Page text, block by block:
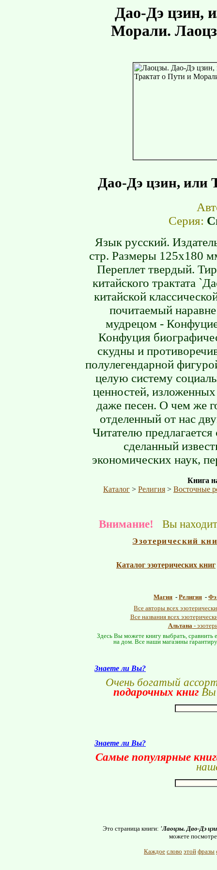
Дао-Дэ цзин,
Морали.
Дао-Дэ цзин, или
Серия:
Язык русский.
стр. Размеры 125х180
Переплет твердый.
китайского трактата
китайской
почитаемый
мудрецом -
Конфуция
скудны и
полулегендарной
целую систему
ценностей,
даже песен. О чем же
отделенный от нас
Читателю
сделанный
экономических наук,
Книга
Каталог > Религия > Восточные
Внимание! Вы
Эзотерический
Каталог эзотерических книг
Магия - Религия -
Все авторы всех
Все названия всех
Альтана-
Здесь Вы можете книгу выбрать, сравнить
на дом. Все наши магазины
Знаете ли Вы?
Очень богатый
подарочных книгВы
Знаете ли Вы?
Самые популярные
Это страница книги: 'Лаоцзы. Дао-Дэ
можете
Каждое слово этой фразы